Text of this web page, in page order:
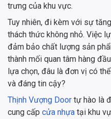
trưng của khu vực.
Tuy nhiên, đi kèm với sự
thách thức không nhỏ. Việc
đảm bảo chất lượng sản
thành mối quan tâm hàng
lựa chọn, đâu là đơn vị có
và đáng tin cậy?
Thịnh Vượng Door tự hào là
cung cấp cửa nhựa tại khu